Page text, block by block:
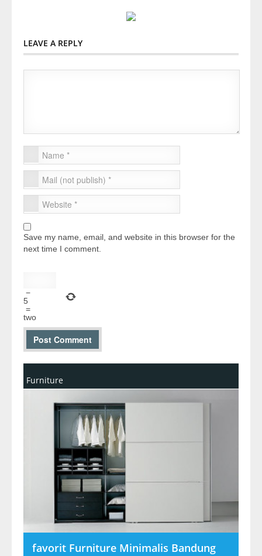
LEAVE A REPLY
Save my name, email, and website in this browser for the
next time I comment.
−
5
=
two
Furniture
favorit Furniture Minimalis Bandung